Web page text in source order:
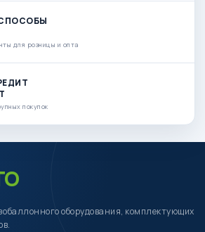
для розницы и опта
покупок
оборудования, комплектующих